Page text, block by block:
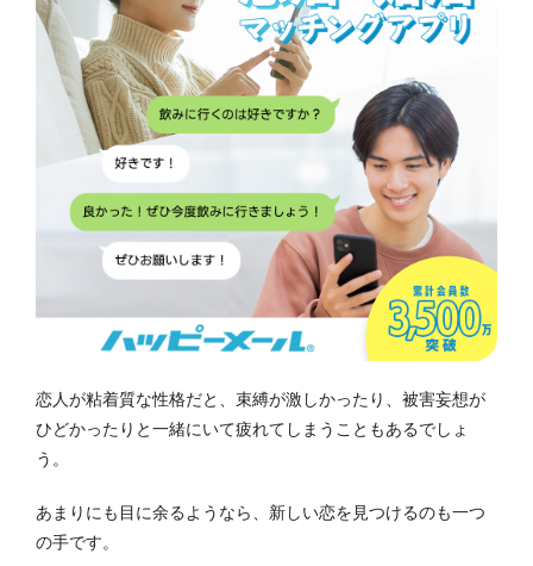
恋人が粘着質な性格だと、束縛が激しかったり、被害妄想が
ひどかったりと一緒にいて疲れてしまうこともあるでしょ
う。
あまりにも目に余るようなら、新しい恋を見つけるのも一つ
の手です。